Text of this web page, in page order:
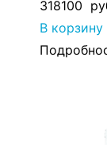
318100
В корзину